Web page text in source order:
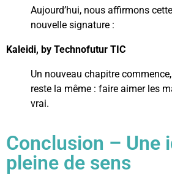
Aujourd’hui, nous affirmons
nouvelle signature :
Kaleidi, by Technofutur TIC
Un nouveau chapitre
reste la même : faire aimer les
vrai.
Conclusion – Une
pleine de sens